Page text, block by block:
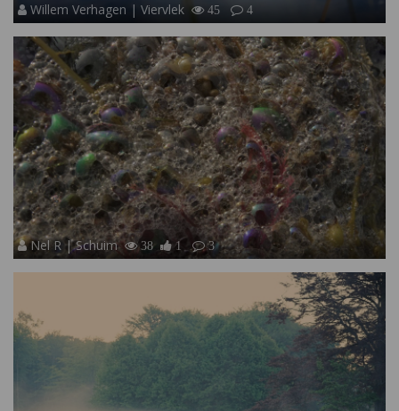
Willem Verhagen | Viervlek 45 4
Nel R | Schuim 38 1 3